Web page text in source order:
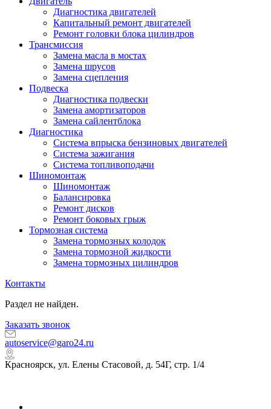
Диагностика двигателей
Капитальный ремонт двигателей
Ремонт головки блока цилиндров
Трансмиссия
Замена масла в мостах
Замена шрусов
Замена сцепления
Подвеска
Диагностика подвески
Замена амортизаторов
Замена сайлентблока
Диагностика
Система впрыска бензиновых двигателей
Система зажигания
Система топливоподачи
Шиномонтаж
Шиномонтаж
Балансировка
Ремонт дисков
Ремонт боковых грыж
Тормозная система
Замена тормозных колодок
Замена тормозной жидкости
Замена тормозных цилиндров
Контакты
Раздел не найден.
Заказать звонок
autoservice@garo24.ru
Красноярск, ул. Елены Стасовой, д. 54Г, стр. 1/4